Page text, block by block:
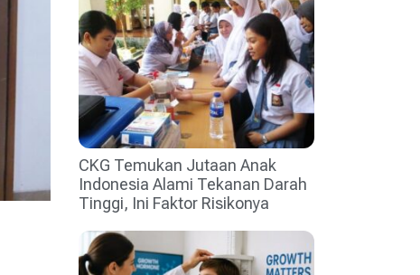
CKG Temukan Jutaan Anak
Indonesia Alami Tekanan Darah
Tinggi, Ini Faktor Risikonya